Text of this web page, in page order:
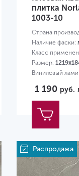
плитка
1003-10
Страна
Наличие фаски:
Класс
Размер:
Виниловый
1 190 руб.
Распродажа